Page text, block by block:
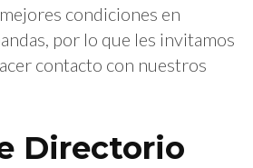
condiciones en
por lo que les invitamos
contacto con nuestros
Directorio